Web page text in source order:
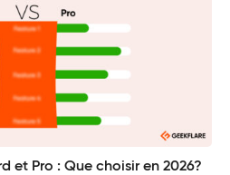
et Pro : Que choisir en 2026?